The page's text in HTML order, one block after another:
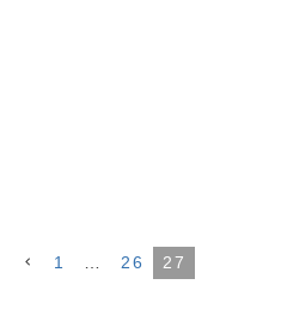
1 26 27